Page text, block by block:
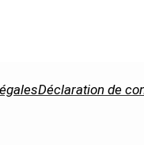
Déclaration de